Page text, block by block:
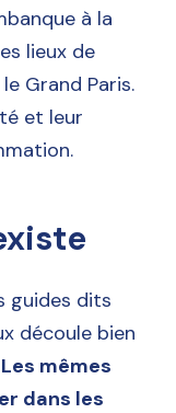
à la
lieux de
Grand Paris.
et leur
guides dits
découle bien
Les mêmes
dans les